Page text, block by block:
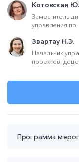
Котовская
Заместитель
управления по
Звартау Н.Э.
Начальник
проектов,
Программа